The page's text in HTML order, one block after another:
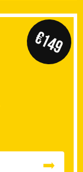
€149